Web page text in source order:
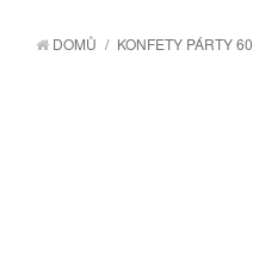
DOMŮ / KONFETY PÁRTY